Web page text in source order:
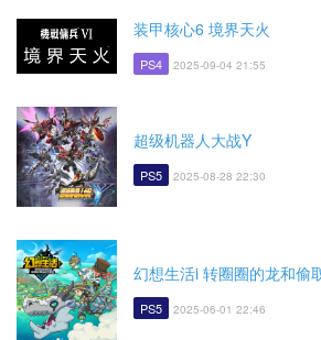
装甲核心6 境界天火
PS4 2025-09-04 21:55
超级机器人大战Y
PS5 2025-08-28 22:30
幻想生活i 转圈圈的龙和偷
PS5 2025-06-01 22:46